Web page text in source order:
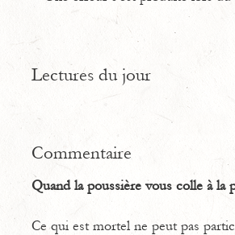
Lectures du jour
Commentaire
Quand la poussière vous colle à la
Ce qui est mortel ne peut pas